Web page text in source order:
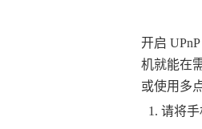
开启
机就能在
或使用多
请将